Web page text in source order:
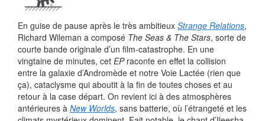
En guise de pause après le très ambitieux Strange Relations,
Richard Wileman a composé The Seas & The Stars, sorte de
courte bande originale d’un film-catastrophe. En une
vingtaine de minutes, cet EPraconte en effet la collision
entre la galaxie d’Andromède et notre Voie Lactée (rien que
ça), cataclysme qui aboutit à la fin de toutes choses et au
retour à la case départ. On revient ici à des atmosphères
antérieures à New Worlds, sans batterie, où l’étrangeté et les